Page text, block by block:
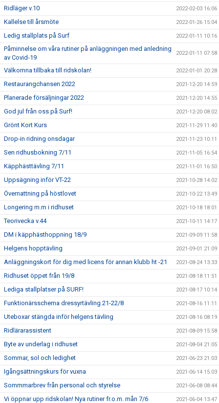
Ridläger v.10 2022-02-03 16:06
Kallelse till årsmöte 2022-01-26 15:04
Ledig stallplats på Surf 2022-01-11 10:16
Påminnelse om våra rutiner på anläggningen med anledning
av Covid-19
2022-01-11 07:58
Välkomna tillbaka till ridskolan! 2022-01-01 20:28
Restaurangchansen 2022 2021-12-20 14:59
Planerade försäljningar 2022 2021-12-20 14:55
God jul från oss på Surf! 2021-12-20 08:02
Grönt Kort Kurs 2021-11-29 11:40
Drop-in ridning onsdagar 2021-11-23 10:11
Sen ridhusbokning 7/11 2021-11-05 16:54
Käpphästtävling 7/11 2021-11-01 16:50
Uppsägning inför VT-22 2021-10-28 14:02
Övernattning på höstlovet 2021-10-22 13:49
Longering m.m i ridhuset 2021-10-18 18:01
Teorivecka v.44 2021-10-11 14:17
DM i käpphästhoppning 18/9 2021-09-09 11:58
Helgens hopptävling 2021-09-01 21:09
Anläggningskort för dig med licens för annan klubb ht -21 2021-08-24 13:33
Ridhuset öppet från 19/8 2021-08-18 11:51
Lediga stallplatser på SURF! 2021-08-17 10:14
Funktionärsschema dressyrtävling 21-22/8 2021-08-16 11:11
Uteboxar stängda inför helgens tävling 2021-08-16 08:19
Ridlärarassistent 2021-08-09 15:58
Byte av underlag i ridhuset 2021-08-04 21:05
Sommar, sol och ledighet 2021-06-23 21:03
Igångsättningskurs för vuxna 2021-06-14 15:03
Sommmarbrev från personal och styrelse 2021-06-08 08:44
Vi öppnar upp ridskolan! Nya rutiner fr.o.m. mån 7/6 2021-06-04 13:47